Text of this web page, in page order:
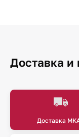
Доставка и
Доставка